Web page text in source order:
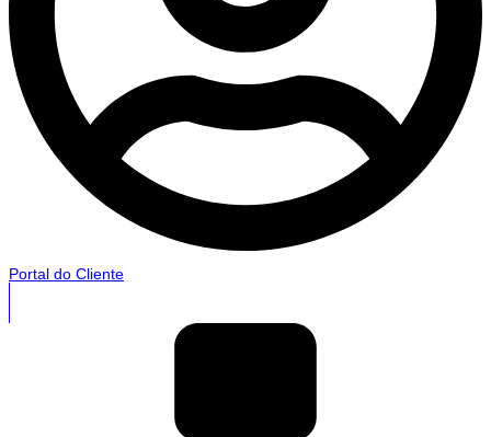
Portal do Cliente